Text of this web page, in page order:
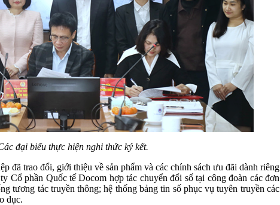
đại biểu thực hiện nghi thức ký kết.
đã trao đổi, giới thiệu về sản phẩm và các chính sách ưu đãi dành riêng
Cổ phần Quốc tế Docom hợp tác chuyển đổi số tại công đoàn các đơn
tương tác truyền thông; hệ thống bảng tin số phục vụ tuyên truyền các
dục.